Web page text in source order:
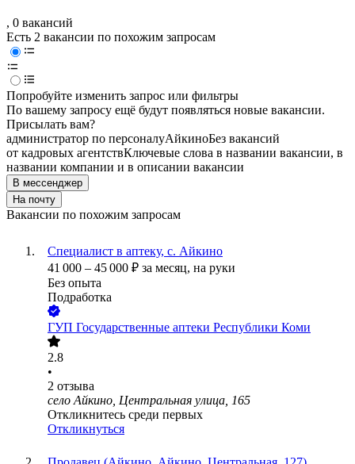
, 0 вакансий
Есть 2 вакансии по похожим запросам
Попробуйте изменить запрос или фильтры
По вашему запросу ещё будут появляться новые вакансии.
Присылать вам?
администратор по персоналуАйкиноБез вакансий
от кадровых агентствКлючевые слова в названии вакансии, в
названии компании и в описании вакансии
В мессенджер
На почту
Вакансии по похожим запросам
Специалист в аптеку, с. Айкино
41 000 – 45 000 ₽ за месяц, на руки
Без опыта
Подработка
ГУП Государственные аптеки Республики Коми
2.8
•
2 отзыва
село Айкино, Центральная улица, 165
Откликнитесь среди первых
Откликнуться